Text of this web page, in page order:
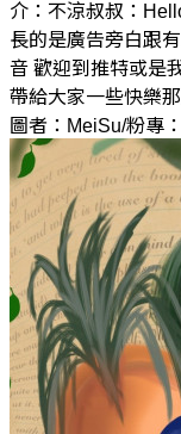
介：不涼叔叔：
長的是廣告旁白跟
音 歡迎到推特或是
帶給大家一些快樂
圖者：MeiSu/粉專